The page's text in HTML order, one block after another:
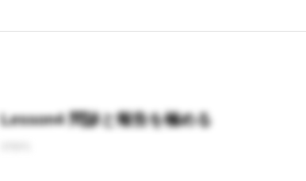
Lesson4 問診と報告を極める